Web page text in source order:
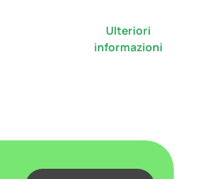
Ulteriori
informazioni